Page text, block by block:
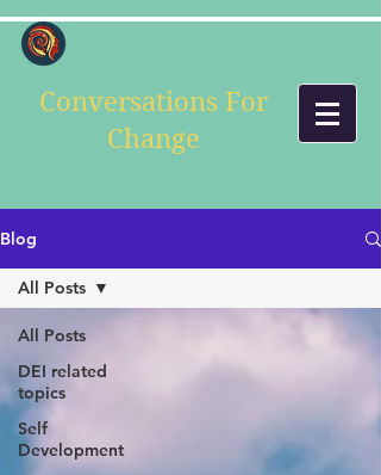
Conversations For
Change
Blog
All Posts
DEI related
topics
Self
Development
All Posts